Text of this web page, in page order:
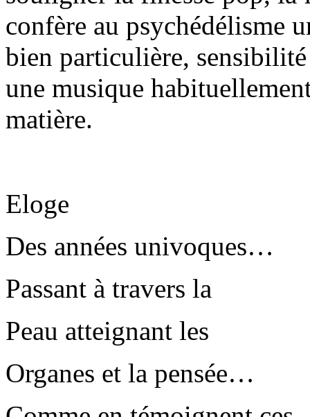
confère au psychédélisme
bien particulière,
une musique
matière.
Eloge
Des années univoques…
Passant à travers la
Peau atteignant les
Organes et la pensée…